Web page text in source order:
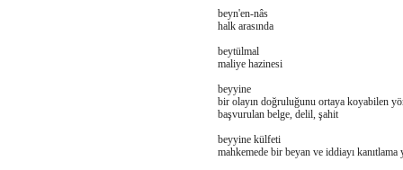
beyn'en-nâs
halk arasında
beytülmal
maliye hazinesi
beyyine
bir olayın doğruluğunu ortaya koyabilen
başvurulan belge, delil, şahit
beyyine külfeti
mahkemede bir beyan ve iddiayı